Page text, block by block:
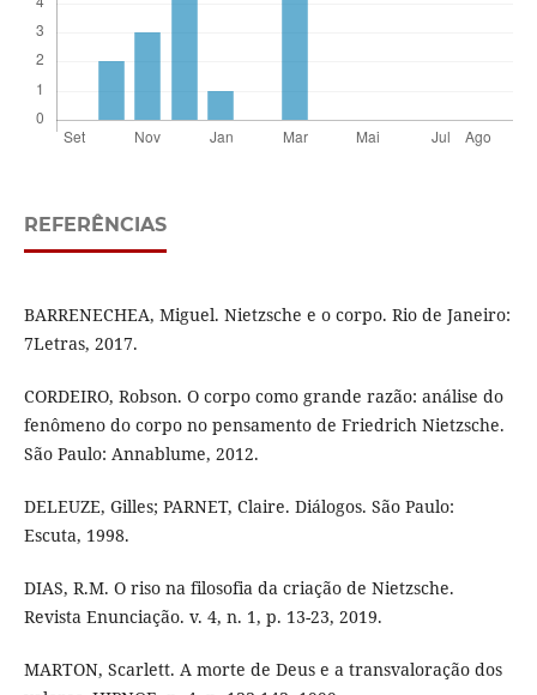
REFERÊNCIAS
BARRENECHEA, Miguel. Nietzsche e o corpo. Rio de Janeiro:
7Letras, 2017.
CORDEIRO, Robson. O corpo como grande razão: análise do
fenômeno do corpo no pensamento de Friedrich Nietzsche.
São Paulo: Annablume, 2012.
DELEUZE, Gilles; PARNET, Claire. Diálogos. São Paulo:
Escuta, 1998.
DIAS, R.M. O riso na filosofia da criação de Nietzsche.
Revista Enunciação. v. 4, n. 1, p. 13-23, 2019.
MARTON, Scarlett. A morte de Deus e a transvaloração dos